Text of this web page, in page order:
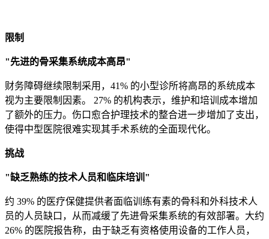
限制
"先进的骨采集系统成本高昂"
财务障碍继续限制采用，41% 的小型诊所将高昂的系统成本
视为主要限制因素。 27% 的机构表示，维护和培训成本增加
了额外的压力。伤口愈合护理技术的整合进一步增加了支出，
使得中型医院很难实现其手术系统的全面现代化。
挑战
"缺乏熟练的技术人员和临床培训"
约 39% 的医疗保健提供者面临训练有素的骨科和外科技术人
员的人员缺口，从而减缓了先进骨采集系统的有效部署。大约
26% 的医院报告称，由于缺乏有资格使用设备的工作人员，